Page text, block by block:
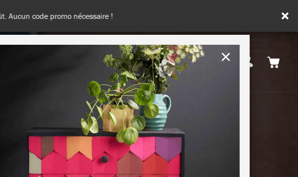
gratuite à partir de 100€ d'achats
France
INSPIRATION & CONSEILS DURABILITÉ
×